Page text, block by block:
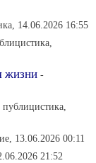
14.06.2026 16:55
жизни -
публицистика,
13.06.2026 00:11
21:52